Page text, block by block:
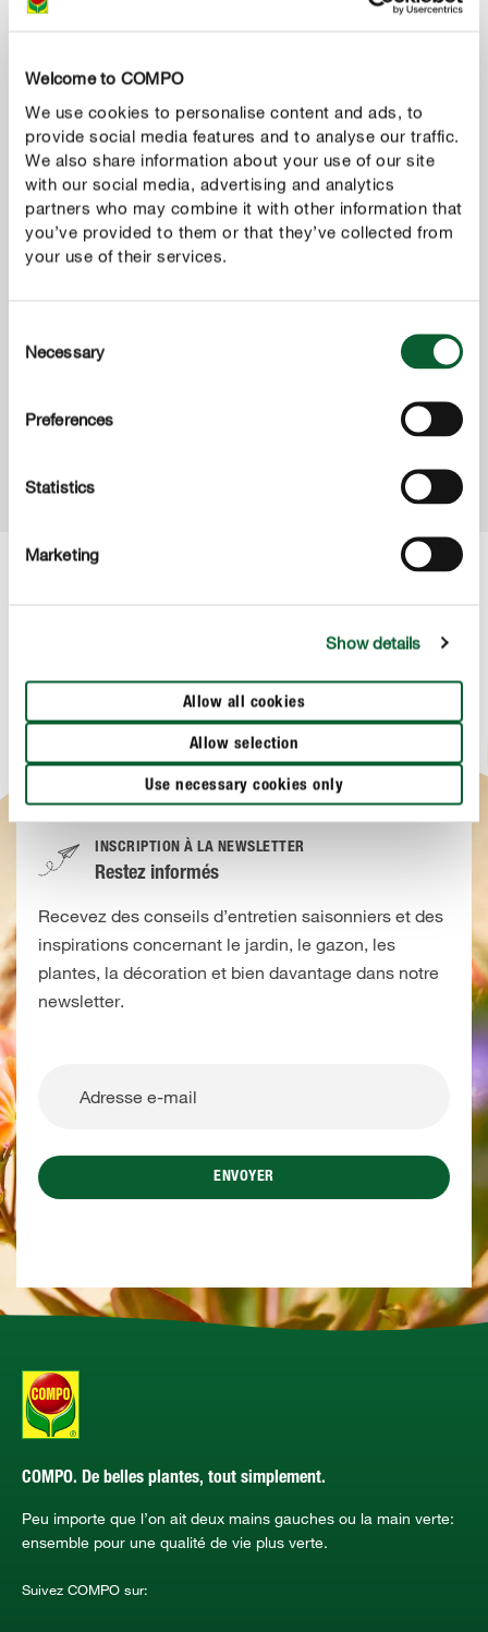
Welcome to COMPO
We use cookies to personalise content and ads, to
provide social media features and to analyse our traffic.
We also share information about your use of our site
with our social media, advertising and analytics
partners who may combine it with other information that
you’ve provided to them or that they’ve collected from
your use of their services.
Selection
Necessary
Preferences
Statistics
Marketing
Show details
Allow all cookies
Allow selection
Use necessary cookies only
MONTRER PLUS
INSCRIPTION À LA NEWSLETTER
Restez informés
Recevez des conseils d’entretien saisonniers et des
inspirations concernant le jardin, le gazon, les
plantes, la décoration et bien davantage dans notre
newsletter.
ENVOYER
COMPO. De belles plantes, tout simplement.
Peu importe que l’on ait deux mains gauches ou la main verte:
ensemble pour une qualité de vie plus verte.
Suivez COMPO sur: